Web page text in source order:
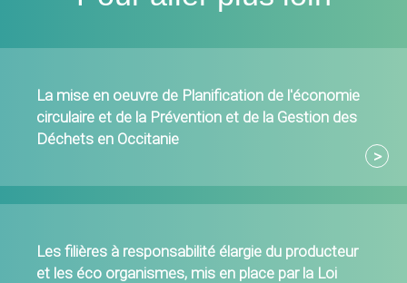
La mise en oeuvre de Planification de l'économie
circulaire et de la Prévention et de la Gestion des
Déchets en Occitanie
Les filières à responsabilité élargie du producteur
et les éco organismes, mis en place par la Loi